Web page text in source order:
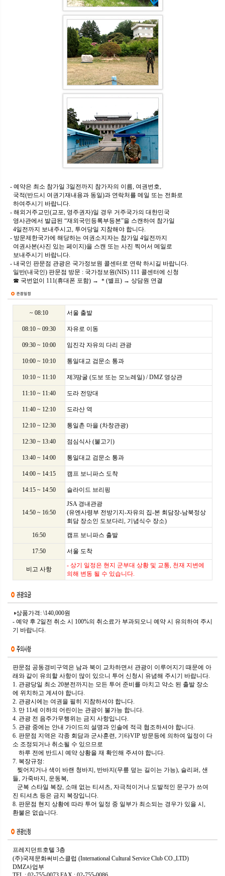
- 예약은 최소 참가일 3일전까지 참가자의 이름, 여권번호,
국적(반드시 여권기재내용과 동일)과 연락처를 메일 또는 전화로
하여주시기 바랍니다.
- 해외거주교민(교포, 영주권자)일 경우 거주국가의 대한민국
영사관에서 발급된 “재외국민등록부등본”을 스캔하여 참가일
4일전까지 보내주시고, 투어당일 지참해야 합니다.
- 방문제한국가에 해당하는 여권소지자는 참가일 4일전까지
여권사본(사진 있는 페이지)을 스캔 또는 사진 찍어서 메일로
보내주시기 바랍니다.
- 내국인 판문점 관광은 국가정보원 콜센터로 연락 하시길 바랍니다.
일반(내국인) 판문점 방문 : 국가정보원(NIS) 111 콜센터에 신청
☎ 국번없이 111(휴대폰 포함) → ＊(별표) → 상담원 연결
~ 08:10 서울 출발
08:10 ~ 09:30 자유로 이동
09:30 ~ 10:00 임진각 자유의 다리 관광
10:00 ~ 10:10 통일대교 검문소 통과
10:10 ~ 11:10 제3땅굴 (도보 또는 모노레일) / DMZ 영상관
11:10 ~ 11:40 도라 전망대
11:40 ~ 12:10 도라산 역
12:10 ~ 12:30 통일촌 마을 (차창관광)
12:30 ~ 13:40 점심식사 (불고기)
13:40 ~ 14:00 통일대교 검문소 통과
14:00 ~ 14:15 캠프 보니파스 도착
14:15 ~ 14:50 슬라이드 브리핑
14:50 ~ 16:50
JSA 경내관광
(유엔사령부 전방기지-자유의 집-본 회담장-남북정상
회담 장소인 도보다리, 기념식수 장소)
16:50
캠프 보니파스 출발
17:50 서울 도착
비고 사항
- 상기 일정은 현지 군부대 상황 및 교통, 천재 지변에
의해 변동 될 수 있습니다.
◑상품가격: \140,000원
- 예약 후 2일전 취소 시 100%의 취소료가 부과되오니 예약 시 유의하여 주시
기 바랍니다.
판문점 공동경비구역은 남과 북이 교차하면서 관광이 이루어지기 때문에 아
래와 같이 유의할 사항이 많이 있으니 투어 신청시 유념해 주시기 바랍니다.
1. 관광당일 최소 20분전까지는 모든 투어 준비를 마치고 약소 된 출발 장소
에 위치하고 계셔야 합니다.
2. 관광시에는 여권을 필히 지참하셔야 합니다.
3. 만 11세 이하의 어린이는 관광이 불가능 합니다.
4. 관광 전 음주가무행위는 금지 사항입니다.
5. 관광 중에는 안내 가이드의 설명과 인솔에 적극 협조하셔야 합니다.
6. 판문점 지역은 각종 회담과 군사훈련, 기타VIP 방문등에 의하여 일정이 다
소 조정되거나 취소될 수 있으므로
하루 전에 반드시 예약 상황을 재 확인해 주셔야 합니다.
7. 복장규정:
찢어지거나 색이 바랜 청바지, 반바지(무릎 덮는 길이는 가능), 슬리퍼, 샌
들, 가죽바지, 운동복,
군복 스타일 복장, 소매 없는 티셔츠, 자극적이거나 도발적인 문구가 쓰여
진 티셔츠 등은 금지 복장입니다.
8. 판문점 현지 상황에 따라 투어 일정 중 일부가 최소되는 경우가 있을 시,
환불은 없습니다.
프레지던트호텔 3층
(주)국제문화써비스클럽 (International Cultural Service Club CO.,LTD)
DMZ사업부